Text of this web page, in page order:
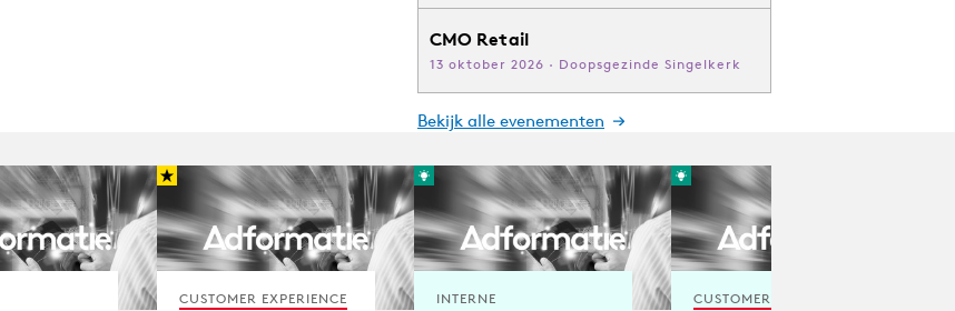
CMO Retail
13 oktober 2026 · Doopsgezinde Singelkerk
Bekijk alle evenementen
CUSTOMER EXPERIENCE
INTERNE
CUSTOMER EXPERIENCE